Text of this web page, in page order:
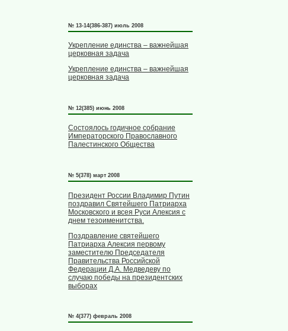
№ 13-14(386-387) июль 2008
Укрепление единства – важнейшая
церковная задача
Укрепление единства – важнейшая
церковная задача
№ 12(385) июнь 2008
Состоялось годичное собрание
Императорского Православного
Палестинского Общества
№ 5(378) март 2008
Президент России Владимир Путин
поздравил Святейшего Патриарха
Московского и всея Руси Алексия с
днем тезоименитства.
Поздравление святейшего
Патриарха Алексия первому
заместителю Председателя
Правительства Российской
Федерации Д.А. Медведеву по
случаю победы на президентских
выборах
№ 4(377) февраль 2008